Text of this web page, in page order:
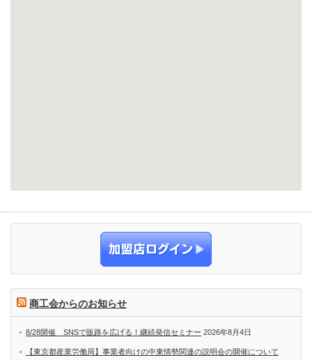
商工会からのお知らせ
8/28開催 SNSで販路を広げる！継続発信セミナー 2026年8月4日
【東京都産業労働局】事業者向けの中東情勢関連の説明会の開催について